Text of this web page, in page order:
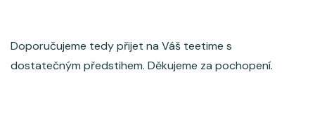
Doporučujeme tedy přijet na Váš teetime s
dostatečným předstihem. Děkujeme za pochopení.